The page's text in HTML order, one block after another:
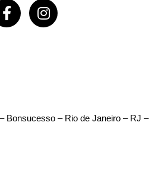
Bonsucesso – Rio de Janeiro – RJ –